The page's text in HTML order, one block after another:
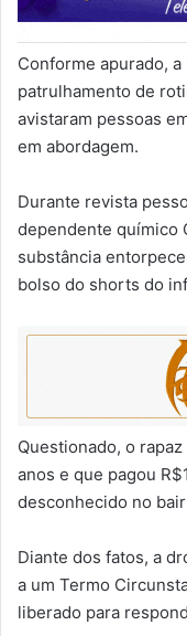
Conforme apurado,
patrulhamento de
avistaram pessoas
em abordagem.
Durante revista
dependente químico
substância
bolso do shorts do
Questionado, o
anos e que pagou
desconhecido no
Diante dos fatos, a
a um Termo
liberado para